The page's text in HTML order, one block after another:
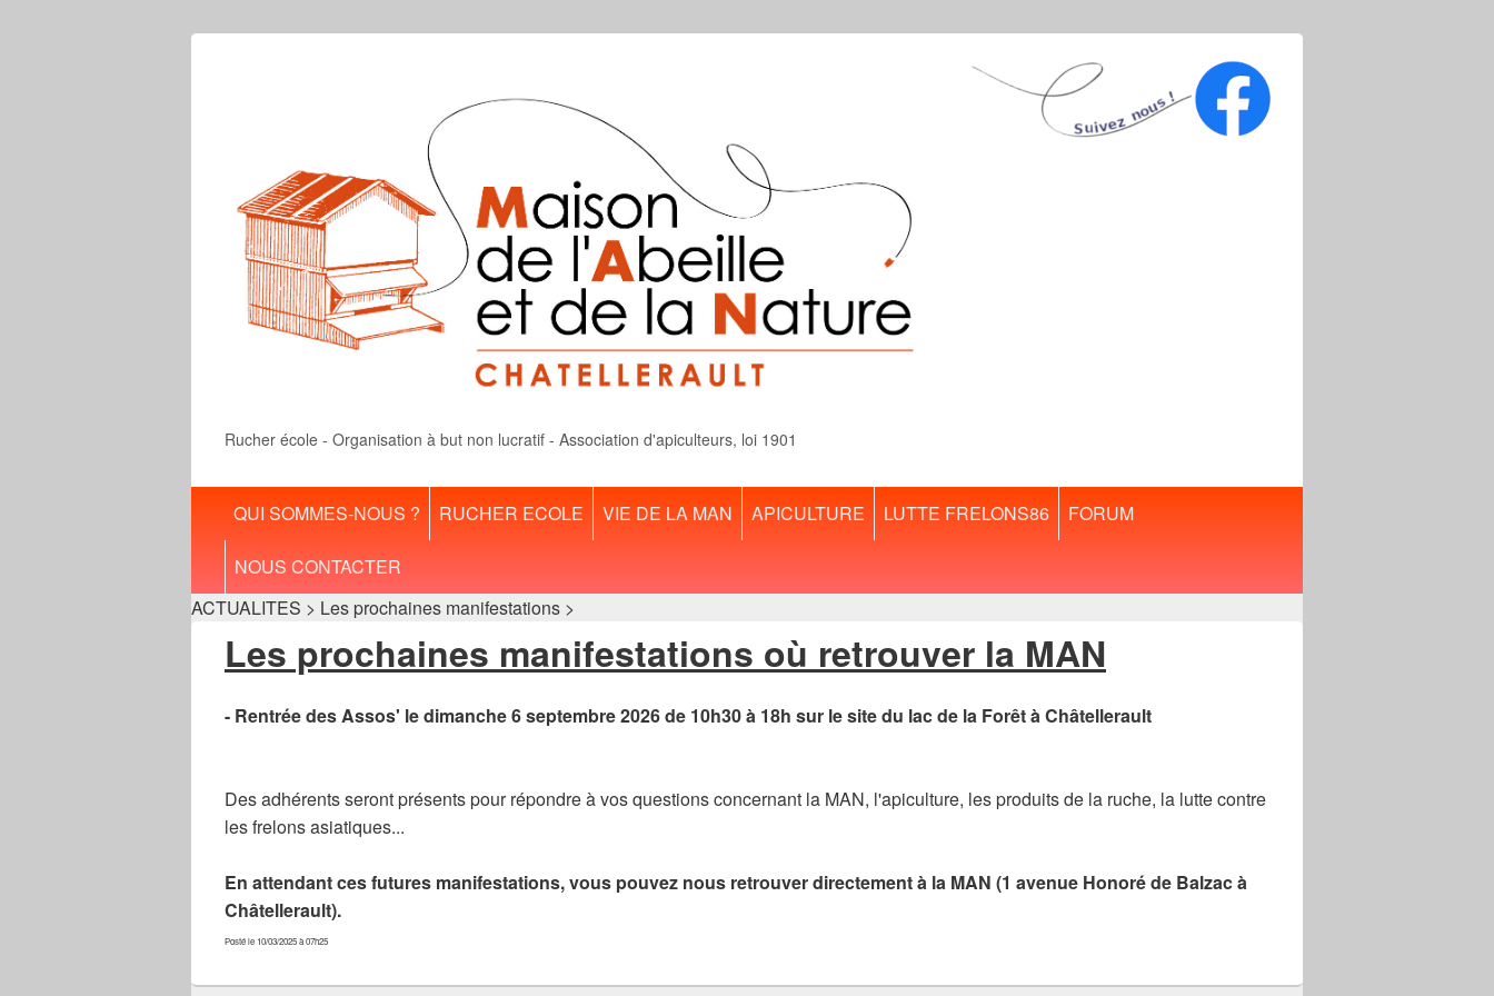
Rucher école - Organisation à but non lucratif - Association d'apiculteurs, loi 1901
principalQUI SOMMES-NOUS ? RUCHER ECOLE VIE DE LA MAN APICULTURE LUTTE FRELONS86
FORUM
enfant
NOUS CONTACTER
ACTUALITES > Les prochaines manifestations >
Les prochaines manifestations où retrouver la MAN
- Rentrée des Assos' le dimanche 6 septembre 2026 de 10h30 à 18h sur le site du lac de la Forêt à Châtellerault
Des adhérents seront présents pour répondre à vos questions concernant la MAN, l'apiculture, les produits de la ruche, la lutte contre
les frelons asiatiques...
En attendant ces futures manifestations, vous pouvez nous retrouver directement à la MAN (1 avenue Honoré de Balzac à
Châtellerault).
Posté le 10/03/2025 à 07h25